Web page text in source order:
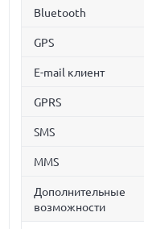
Bluetooth
GPS
E-mail клиент
GPRS
SMS
MMS
Дополнительные
возможности